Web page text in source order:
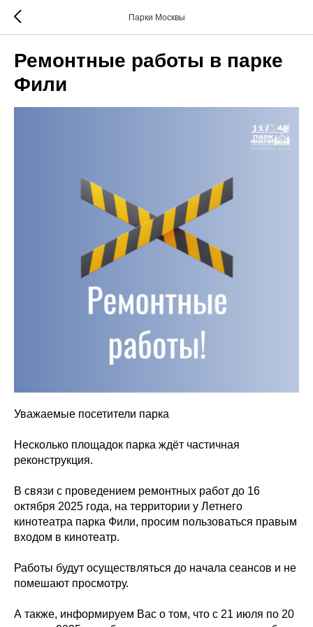
Парки Москвы
Ремонтные работы в парке
Фили
Уважаемые посетители парка
️Несколько площадок парка ждёт частичная
реконструкция.
В связи с проведением ремонтных работ до 16
октября 2025 года, на территории у Летнего
кинотеатра парка Фили, просим пользоваться правым
входом в кинотеатр.
️Работы будут осуществляться до начала сеансов и не
помешают просмотру.
А также, информируем Вас о том, что с 21 июля по 20